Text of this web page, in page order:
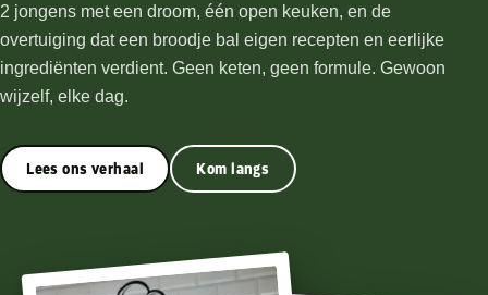
2 jongens met een droom, één open keuken, en de
overtuiging dat een broodje bal eigen recepten en eerlijke
ingrediënten verdient. Geen keten, geen formule. Gewoon
wijzelf, elke dag.
Lees ons verhaal Kom langs